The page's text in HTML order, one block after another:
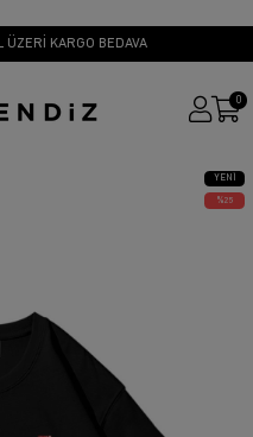
KARGO BEDAVA
0
YENI
ÜRÜN
25